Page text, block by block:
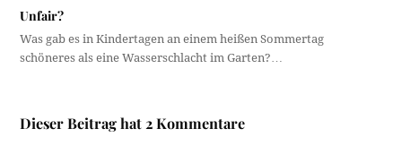
Unfair?
Was gab es in Kindertagen an einem heißen Sommertag
schöneres als eine Wasserschlacht im Garten?…
Dieser Beitrag hat 2 Kommentare